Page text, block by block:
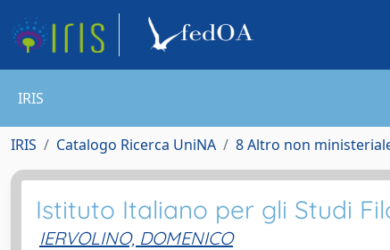
IRIS
IRIS Catalogo Ricerca UniNA 8 Altro non
Istituto Italiano per gli Studi
IERVOLINO, DOMENICO